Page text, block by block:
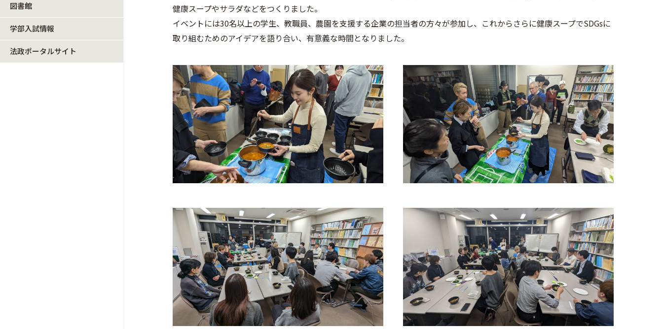
図書館
学部入試情報
法政ポータルサイト
健康スープやサラダなどをつくりました。
イベントには30名以上の学生、教職員、農園を支援する企業の担当者の方々が参加し、これからさらに健康スープでSDGsに
取り組むためのアイデアを語り合い、有意義な時間となりました。